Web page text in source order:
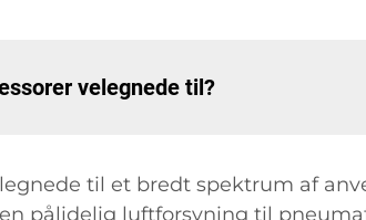
velegnede til?
til et bredt spektrum af
pålidelig luftforsyning til